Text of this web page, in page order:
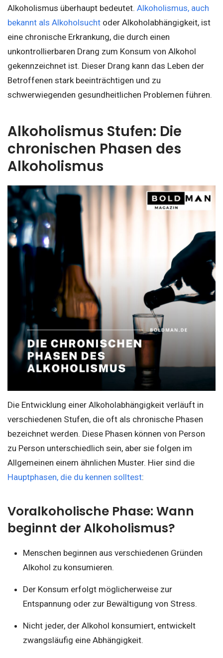
Alkoholismus überhaupt bedeutet. Alkoholismus, auch
bekannt als Alkoholsucht oder Alkoholabhängigkeit, ist
eine chronische Erkrankung, die durch einen
unkontrollierbaren Drang zum Konsum von Alkohol
gekennzeichnet ist. Dieser Drang kann das Leben der
Betroffenen stark beeinträchtigen und zu
schwerwiegenden gesundheitlichen Problemen führen.
Alkoholismus Stufen: Die
chronischen Phasen des
Alkoholismus
Die Entwicklung einer Alkoholabhängigkeit verläuft in
verschiedenen Stufen, die oft als chronische Phasen
bezeichnet werden. Diese Phasen können von Person
zu Person unterschiedlich sein, aber sie folgen im
Allgemeinen einem ähnlichen Muster. Hier sind die
Hauptphasen, die du kennen solltest:
Voralkoholische Phase: Wann
beginnt der Alkoholismus?
Menschen beginnen aus verschiedenen Gründen
Alkohol zu konsumieren.
Der Konsum erfolgt möglicherweise zur
Entspannung oder zur Bewältigung von Stress.
Nicht jeder, der Alkohol konsumiert, entwickelt
zwangsläufig eine Abhängigkeit.